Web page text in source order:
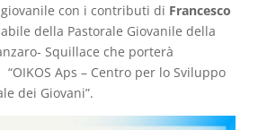
con i contributi di Francesco
della Pastorale Giovanile della
Squillace che porterà
“OIKOS Aps – Centro per lo Sviluppo
dei Giovani”.